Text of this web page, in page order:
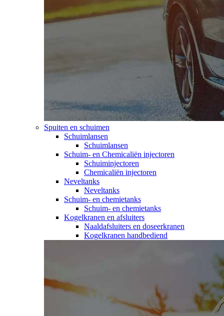
Spuiten en schuimen
Schuimlansen
Schuimlansen
Schuim- en Chemicaliën injectoren
Schuiminjectoren
Chemicaliën injectoren
Neveltanks
Neveltanks
Schuim- en chemietanks
Schuim- en chemietanks
Kogelkranen en afsluiters
Naaldafsluiters en doseerkranen
Kogelkranen handbediend